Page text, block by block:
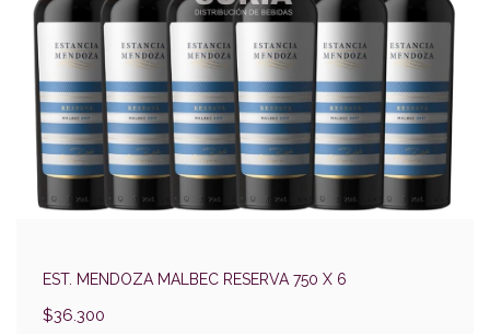
EST. MENDOZA MALBEC RESERVA 750 X 6
$36.300